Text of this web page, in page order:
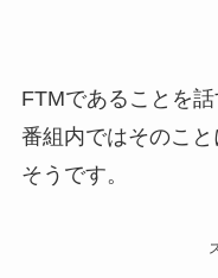
FTMであることを
番組内ではそのこ
そうです。